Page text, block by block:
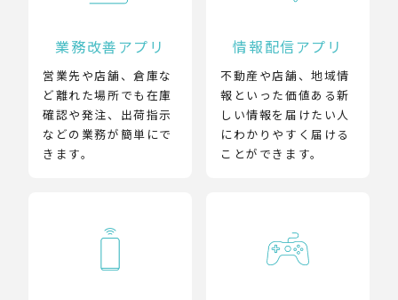
業務改善アプリ
営業先や店舗、倉庫な
ど離れた場所でも在庫
確認や発注、出荷指示
などの業務が簡単にで
きます。
情報配信アプリ
不動産や店舗、地域情
報といった価値ある新
しい情報を届けたい人
にわかりやすく届ける
ことができます。